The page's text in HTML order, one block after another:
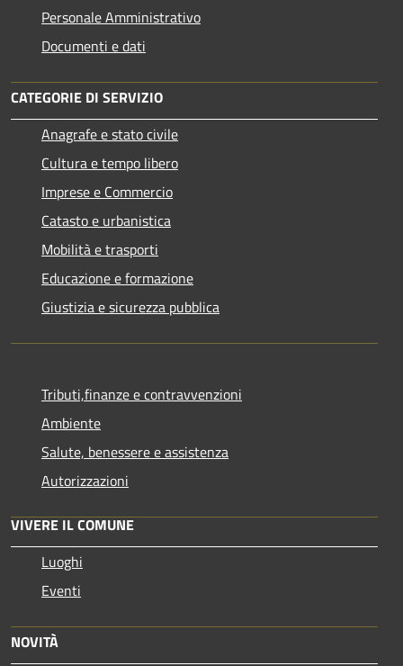
Personale Amministrativo
Documenti e dati
CATEGORIE DI SERVIZIO
Anagrafe e stato civile
Cultura e tempo libero
Imprese e Commercio
Catasto e urbanistica
Mobilità e trasporti
Educazione e formazione
Giustizia e sicurezza pubblica
Tributi,finanze e contravvenzioni
Ambiente
Salute, benessere e assistenza
Autorizzazioni
VIVERE IL COMUNE
Luoghi
Eventi
NOVITÀ